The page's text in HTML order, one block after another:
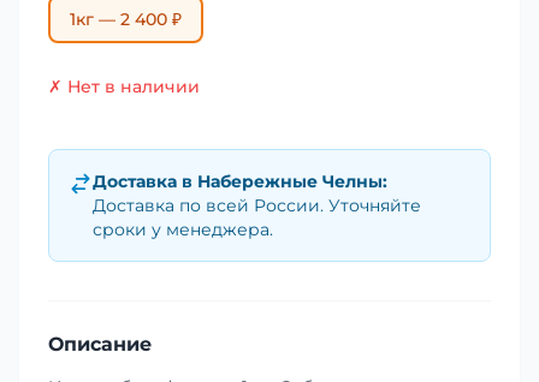
1кг — 2 400 ₽
✗ Нет в наличии
Доставка в Набережные Челны:
Доставка по всей России. Уточняйте
сроки у менеджера.
Описание